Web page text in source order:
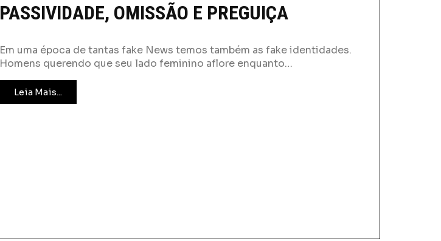
PASSIVIDADE, OMISSÃO E PREGUIÇA
Em uma época de tantas fake News temos também as fake identidades.
Homens querendo que seu lado feminino aflore enquanto…
Leia Mais...